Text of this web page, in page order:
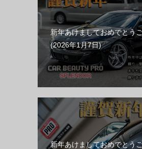
新年あけましておめでとう
2026年1月7日
新年あけましておめでとう